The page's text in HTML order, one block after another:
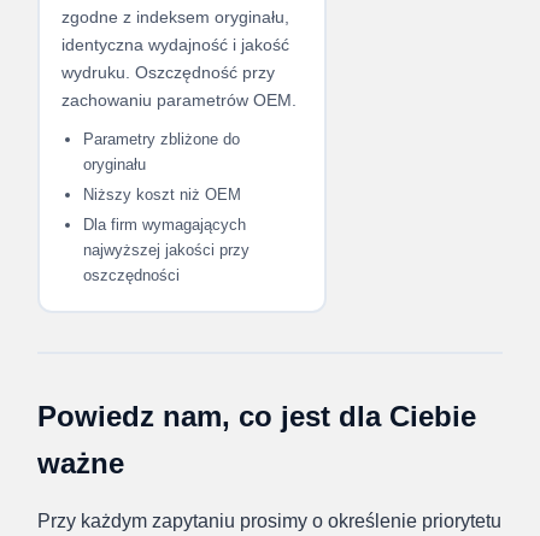
zgodne z indeksem oryginału,
identyczna wydajność i jakość
wydruku. Oszczędność przy
zachowaniu parametrów OEM.
Parametry zbliżone do
oryginału
Niższy koszt niż OEM
Dla firm wymagających
najwyższej jakości przy
oszczędności
Powiedz nam, co jest dla Ciebie
ważne
Przy każdym zapytaniu prosimy o określenie priorytetu